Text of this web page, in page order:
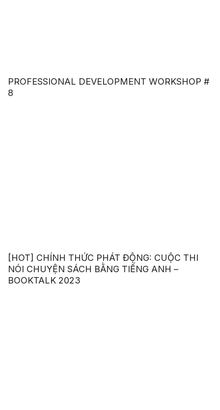
PROFESSIONAL DEVELOPMENT WORKSHOP #
8
[HOT] CHÍNH THỨC PHÁT ĐỘNG: CUỘC THI
NÓI CHUYỆN SÁCH BẰNG TIẾNG ANH –
BOOKTALK 2023